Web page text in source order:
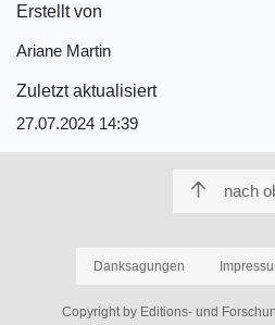
Erstellt von
Ariane Martin
Zuletzt aktualisiert
27.07.2024 14:39
nach
Danksagungen
Copyright by Editions- und